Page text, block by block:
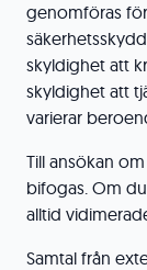
genomföras
skyldighet att
skyldighet att
varierar
Till ansökan
bifogas. Om
alltid
Samtal från